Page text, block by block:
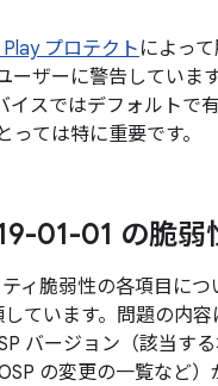
プロテクトによっ
ーザーに警告していま
イスではデフォルトで
ては特に重要です。
01-01 の脆弱
ィ脆弱性の各項目に
ています。問題の内
バージョン（該当す
の変更の一覧など